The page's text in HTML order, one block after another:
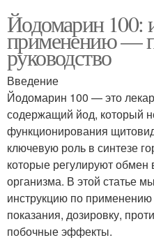
Йодомарин 100:
применению —
руководство
Введение
Йодомарин 100 — это
содержащий йод, который
функционирования
ключевую роль в синтезе
которые регулируют обмен
организма. В этой статье
инструкцию по
показания, дозировку,
побочные эффекты.